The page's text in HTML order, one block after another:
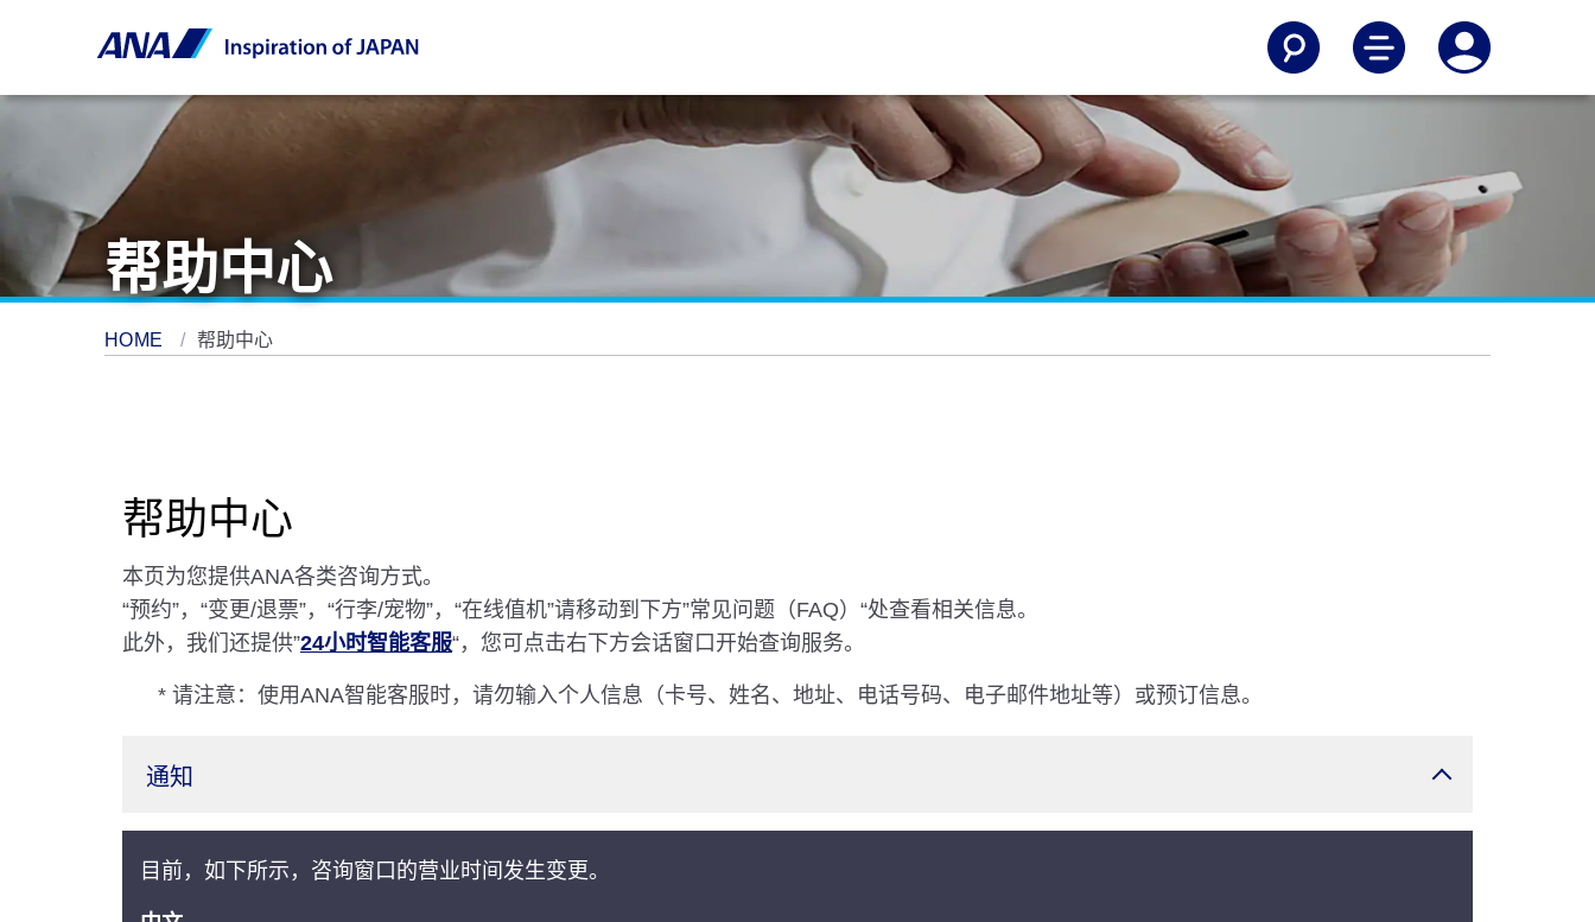
帮助中心
HOME 帮助中心
帮助中心
本页为您提供ANA各类咨询方式。
“预约”，“变更/退票”，“行李/宠物”，“在线值机”请移动到下方”常见问题（FAQ）“处查看相关信息。
此外，我们还提供”24小时智能客服“，您可点击右下方会话窗口开始查询服务。
* 请注意：使用ANA智能客服时，请勿输入个人信息（卡号、姓名、地址、电话号码、电子邮件地址等）或预订信息。
通知
目前，如下所示，咨询窗口的营业时间发生变更。